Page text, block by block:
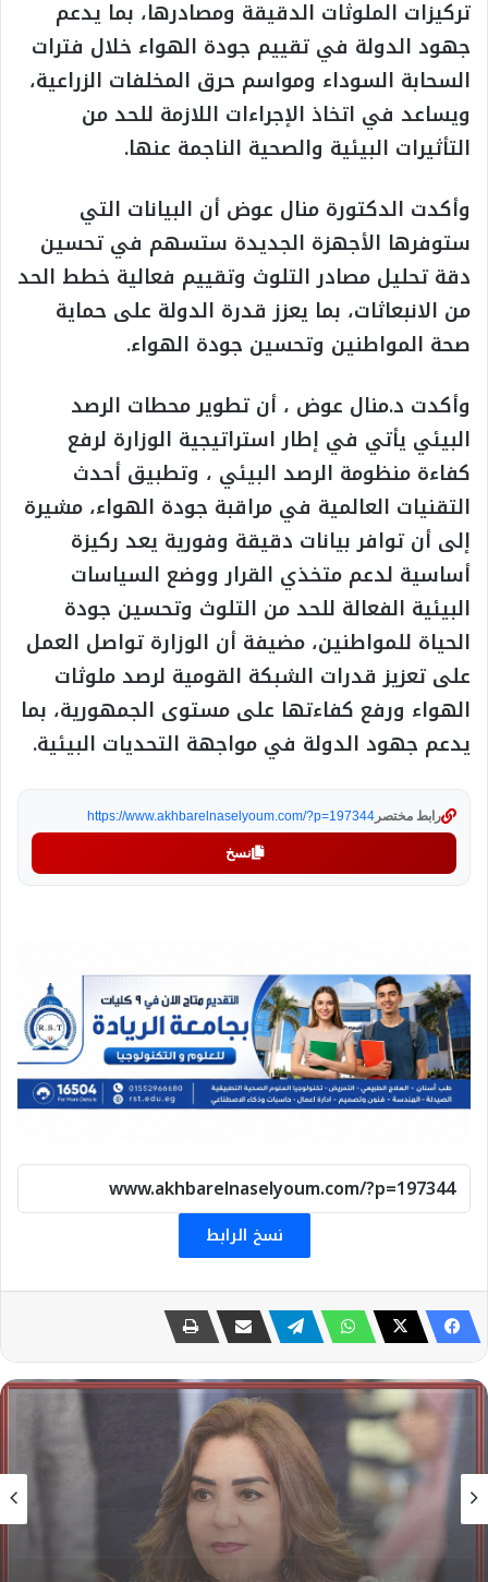
تركيزات الملوثات الدقيقة ومصادرها، بما يدعم
جهود الدولة في تقييم جودة الهواء خلال فترات
السحابة السوداء ومواسم حرق المخلفات الزراعية،
ويساعد في اتخاذ الإجراءات اللازمة للحد من
التأثيرات البيئية والصحية الناجمة عنها.
وأكدت الدكتورة منال عوض أن البيانات التي
ستوفرها الأجهزة الجديدة ستسهم في تحسين
دقة تحليل مصادر التلوث وتقييم فعالية خطط الحد
من الانبعاثات، بما يعزز قدرة الدولة على حماية
صحة المواطنين وتحسين جودة الهواء.
وأكدت د.منال عوض ، أن تطوير محطات الرصد
البيئي يأتي في إطار استراتيجية الوزارة لرفع
كفاءة منظومة الرصد البيئي ، وتطبيق أحدث
التقنيات العالمية في مراقبة جودة الهواء، مشيرة
إلى أن توافر بيانات دقيقة وفورية يعد ركيزة
أساسية لدعم متخذي القرار ووضع السياسات
البيئية الفعالة للحد من التلوث وتحسين جودة
الحياة للمواطنين، مضيفة أن الوزارة تواصل العمل
على تعزيز قدرات الشبكة القومية لرصد ملوثات
الهواء ورفع كفاءتها على مستوى الجمهورية، بما
يدعم جهود الدولة في مواجهة التحديات البيئية.
رابط مختصر https://www.akhbarelnaselyoum.com/?p=197344
نسخ
نسخ الرابط
بيئة
25 يوليو، 2026
البيئة تعلن عن تنفيذ حملة موسعة لمنع الإتجار
غير المشروع بالحياة البرية بأسواق ديانا بالقاهرة